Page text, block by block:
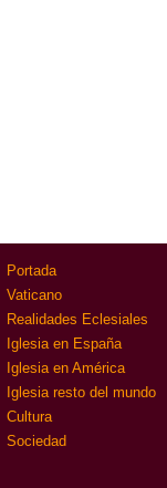
Portada
Vaticano
Realidades Eclesiales
Iglesia en España
Iglesia en América
Iglesia resto del mundo
Cultura
Sociedad